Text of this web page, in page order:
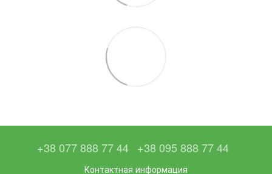
+38 077 888 77 44 +38 095 888 77 44
Контактная информация